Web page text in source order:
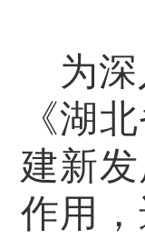
为
《湖
建新
作用